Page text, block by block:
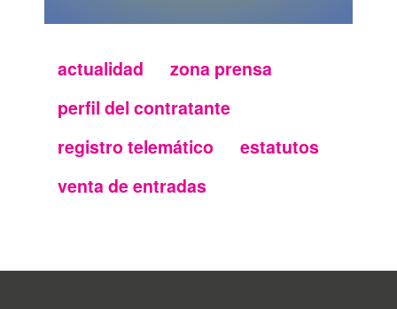
Menu
secundario
FMC
actualidad
zona prensa
perfil del contratante
registro telemático
estatutos
venta de entradas